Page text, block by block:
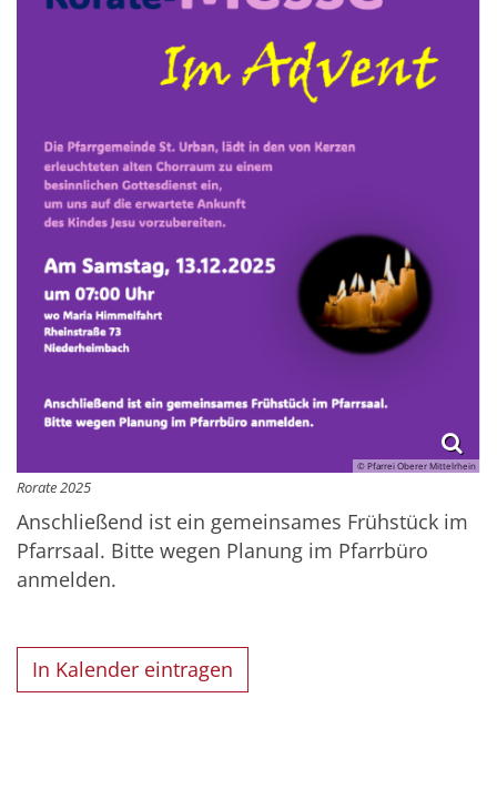
© Pfarrei Oberer Mittelrhein
Rorate 2025
Anschließend ist ein gemeinsames Frühstück im
Pfarrsaal. Bitte wegen Planung im Pfarrbüro
anmelden.
In Kalender eintragen